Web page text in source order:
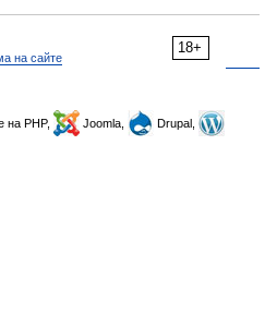
18+
на сайте
на PHP, Joomla,
Drupal,